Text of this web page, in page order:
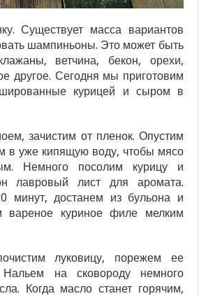
Существует масса вариантов
шампиньоны. Это может быть
ветчина, бекон, орехи,
другое. Сегодня мы приготовим
курицей и сыром в
зачистим от пленок. Опустим
в уже кипящую воду, чтобы мясо
Немного посолим курицу и
лавровый лист для аромата.
минут, достанем из бульона и
вареное куриное филе мелким
луковицу, порежем ее
на сковороду немного
Когда масло станет горячим,